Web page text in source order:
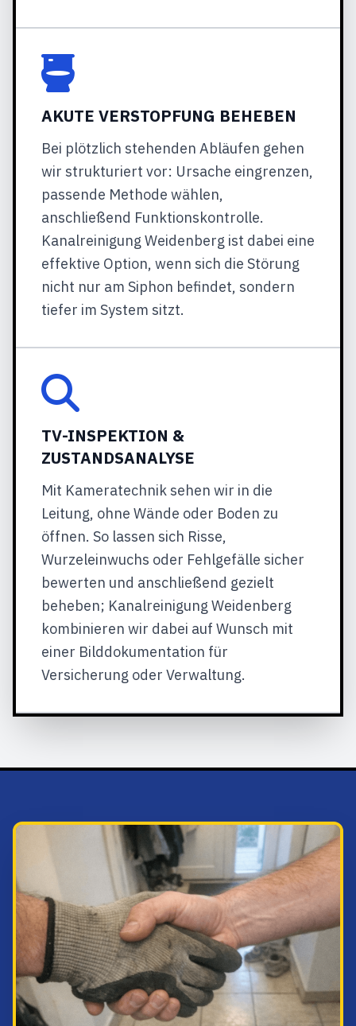
AKUTE VERSTOPFUNG BEHEBEN
Bei plötzlich stehenden Abläufen gehen
wir strukturiert vor: Ursache eingrenzen,
passende Methode wählen,
anschließend Funktionskontrolle.
Kanalreinigung Weidenberg ist dabei eine
effektive Option, wenn sich die Störung
nicht nur am Siphon befindet, sondern
tiefer im System sitzt.
TV-INSPEKTION &
ZUSTANDSANALYSE
Mit Kameratechnik sehen wir in die
Leitung, ohne Wände oder Boden zu
öffnen. So lassen sich Risse,
Wurzeleinwuchs oder Fehlgefälle sicher
bewerten und anschließend gezielt
beheben; Kanalreinigung Weidenberg
kombinieren wir dabei auf Wunsch mit
einer Bilddokumentation für
Versicherung oder Verwaltung.